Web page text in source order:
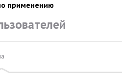
применению